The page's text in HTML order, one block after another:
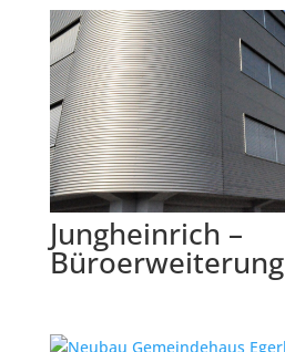
Jungheinrich –
Büroerweiterung